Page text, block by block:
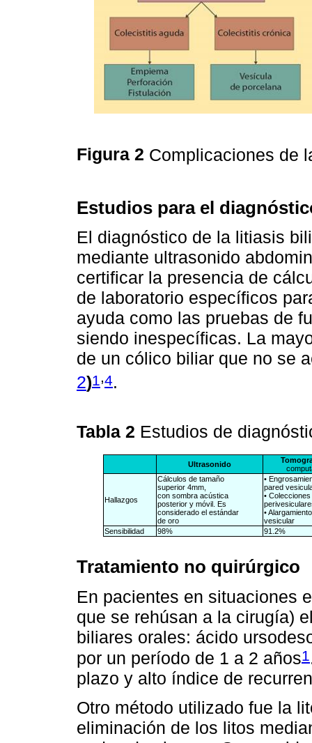
Figura 2 Complicaciones de
Estudios para el
El diagnóstico de la litiasis
mediante ultrasonido
certificar la presencia de
de laboratorio específicos
ayuda como las pruebas de
siendo inespecíficas. La
de un cólico biliar que no se
2)1 ,4.
Tabla 2 Estudios de
Ultrasonido
Hallazgos
Cálculos de tamaño
superior 4mm,
con sombra acústica
posterior y móvil. Es
considerado el estándar
de oro
•
pared
• Colecciones
• Alargamiento
vesicular
Sensibilidad
98% 91.2%
Tratamiento no quirúrgico
En pacientes en situaciones
que se rehúsan a la cirugía)
biliares orales: ácido
por un período de 1 a 2 años1
plazo y alto índice de
Otro método utilizado fue la
eliminación de los litos